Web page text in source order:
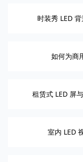
时装秀 LED
如何为商
租赁式 LED 屏
室内 LED